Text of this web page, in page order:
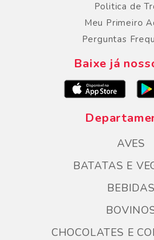
Politica de
Meu Primeiro
Perguntas
Baixe já
AVES
BATATAS E
BEBIDAS
CHOCOLATES E